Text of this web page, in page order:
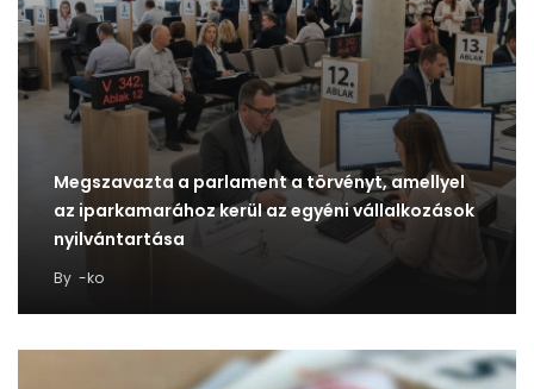
Megszavazta a parlament a törvényt, amellyel
az iparkamarához kerül az egyéni vállalkozások
nyilvántartása
By -ko